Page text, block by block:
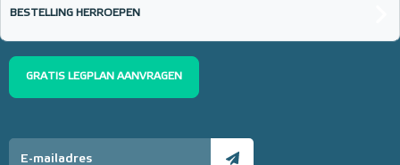
BESTELLING HERROEPEN
GRATIS LEGPLAN AANVRAGEN